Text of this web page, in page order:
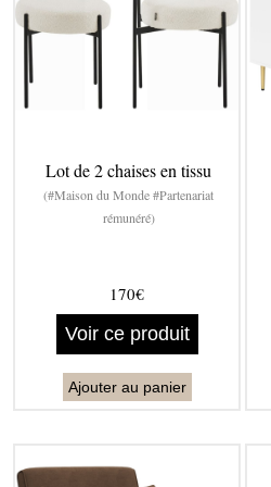
Lot de 2 chaises en tissu
(#Maison du Monde #Partenariat
rémunéré)
170€
Voir ce produit
Ajouter au panier